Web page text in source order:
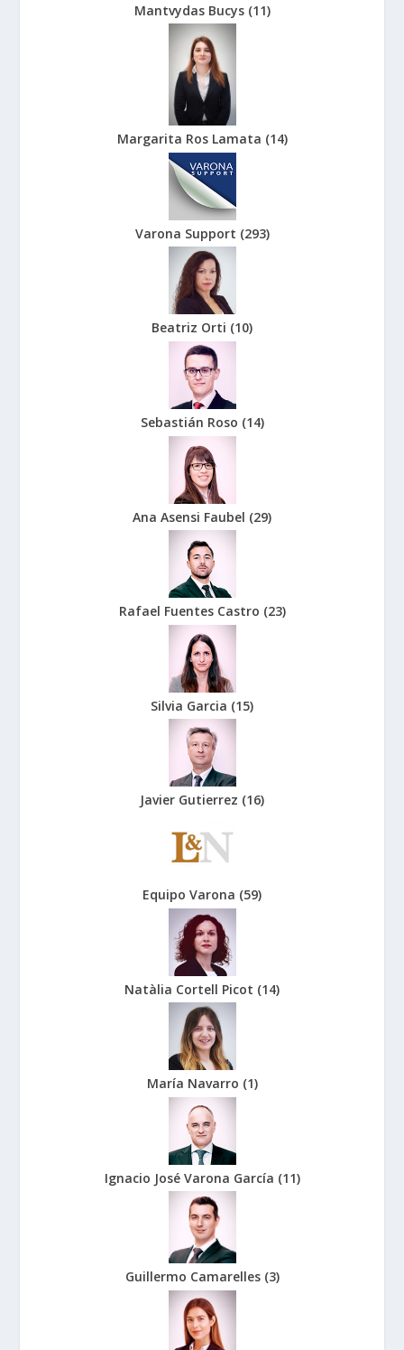
Mantvydas Bucys (11)
Margarita Ros Lamata (14)
Varona Support (293)
Beatriz Orti (10)
Sebastián Roso (14)
Ana Asensi Faubel (29)
Rafael Fuentes Castro (23)
Silvia Garcia (15)
Javier Gutierrez (16)
Equipo Varona (59)
Natàlia Cortell Picot (14)
María Navarro (1)
Ignacio José Varona García (11)
Guillermo Camarelles (3)